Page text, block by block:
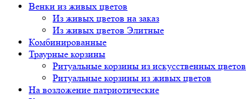
Венки из живых цветов
Из живых цветов на заказ
Из живых цветов Элитные
Комбинированные
Траурные корзины
Ритуальные корзины из искусственных цветов
Ритуальные корзины из живых цветов
На возложение патриотические